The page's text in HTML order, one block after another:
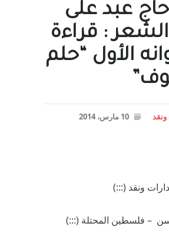
عبد على
: قراءة
الأول “حلم
10 مارس، 2014
ونقد (:::)
– فلسطين المحتلة (:::)